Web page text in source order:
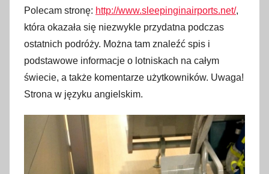
Polecam stronę: http://www.sleepinginairports.net/,
która okazała się niezwykle przydatna podczas
ostatnich podróży. Można tam znaleźć spis i
podstawowe informacje o lotniskach na całym
świecie, a także komentarze użytkowników. Uwaga!
Strona w języku angielskim.